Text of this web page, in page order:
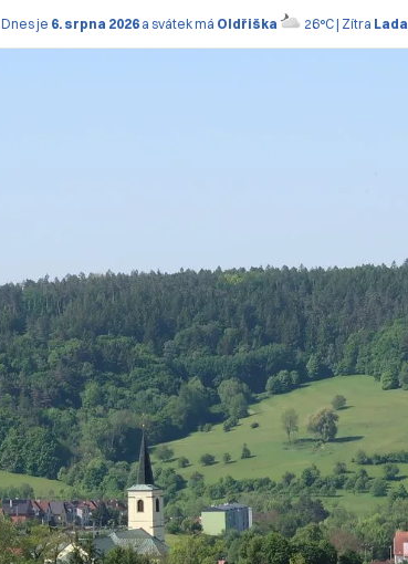
Dnes je 6. srpna 2026a svátek má Oldřiška 26°C | Zítra Lada